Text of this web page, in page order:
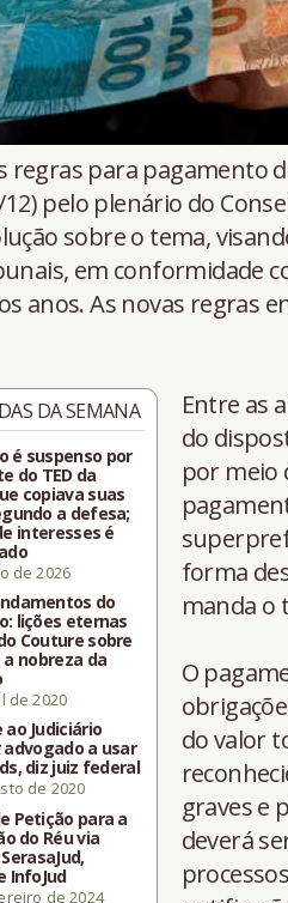
para pagamento
pelo plenário do
sobre o tema,
em conformidade
anos. As novas regras
DA SEMANA
é suspenso por
do TED da
copiava suas
a defesa;
interesses é
de 2026
do
lições eternas
Couture sobre
a nobreza da
de 2020
ao Judiciário
a usar
diz juiz federal
de 2020
Petição para a
do Réu via
InfoJud
de 2024
Entre as
do
por meio
forma
manda o
O
do valor
graves e
deverá